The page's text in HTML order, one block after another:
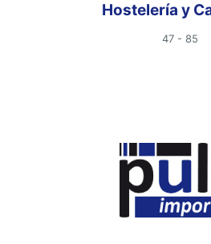
Hostelería y
47 - 85